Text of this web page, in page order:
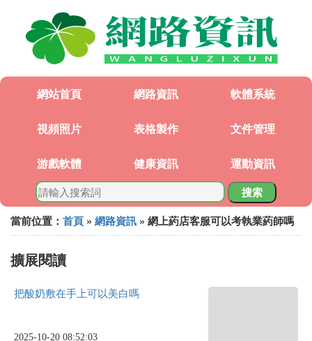
網站首頁 網路資訊 軟體系統
視頻照片 表格製作 文件管理
游戲軟體 健康資訊 運動資訊
搜索
當前位置： 首頁 » 網路資訊 » 網上葯店客服可以考執業葯師嗎
擴展閱讀
把酸奶敷在手上可以美白嗎
2025-10-20 08:52:03